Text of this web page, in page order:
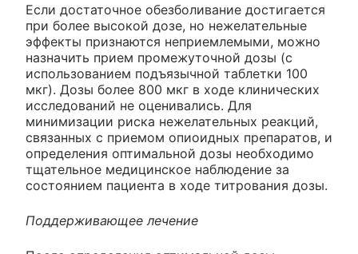
Если достаточное обезболивание достигается
при более высокой дозе, но нежелательные
эффекты признаются неприемлемыми, можно
назначить прием промежуточной дозы (с
использованием подъязычной таблетки 100
мкг). Дозы более 800 мкг в ходе клинических
исследований не оценивались. Для
минимизации риска нежелательных реакций,
связанных с приемом опиоидных препаратов, и
определения оптимальной дозы необходимо
тщательное медицинское наблюдение за
состоянием пациента в ходе титрования дозы.
Поддерживающее лечение